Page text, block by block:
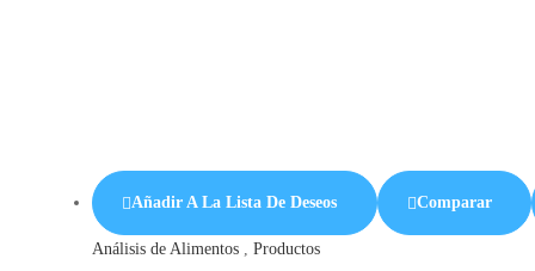
Añadir A La Lista De Deseos Comparar
Análisis de Alimentos, Productos